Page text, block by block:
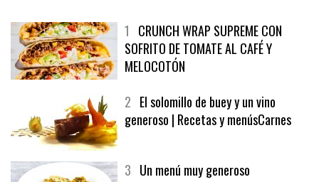
1 CRUNCH WRAP SUPREME CON
SOFRITO DE TOMATE AL CAFÉ Y
MELOCOTÓN
2 El solomillo de buey y un vino
generoso | Recetas y menúsCarnes
3 Un menú muy generoso